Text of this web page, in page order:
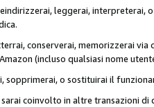
leggerai,
conserverai, memorizzerai
(incluso qualsiasi nome
sopprimerai, o sostituirai il
coinvolto in altre transazioni